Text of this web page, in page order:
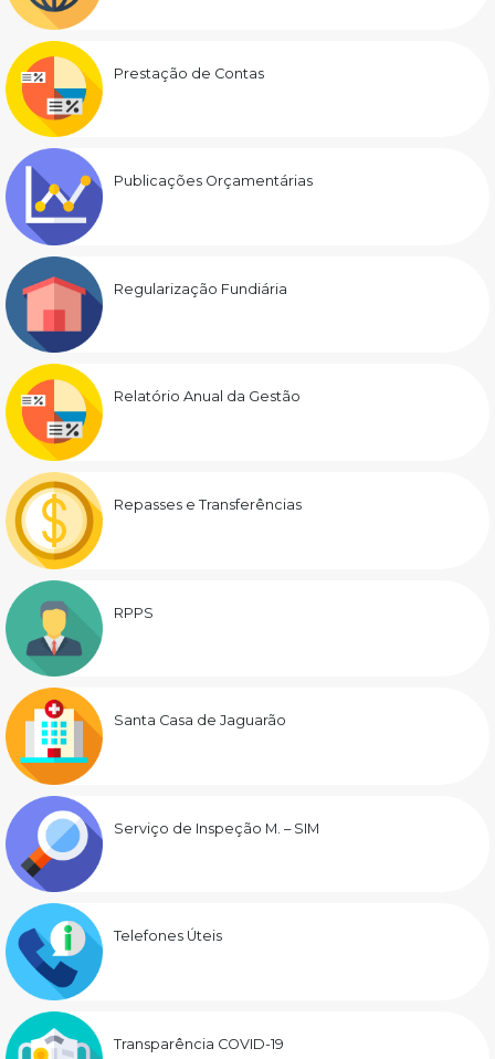
Prestação de Contas
Publicações Orçamentárias
Regularização Fundiária
Relatório Anual da Gestão
Repasses e Transferências
RPPS
Santa Casa de Jaguarão
Serviço de Inspeção M. – SIM
Telefones Úteis
Transparência COVID-19